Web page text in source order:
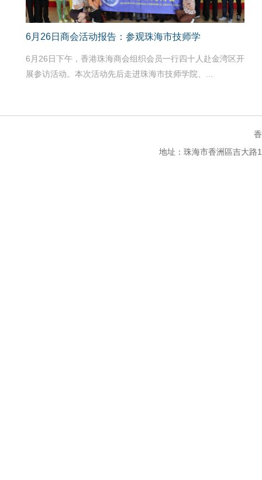
6月26日商会活动报告：参观珠海市技师学
6月26日下午，香港珠海商会组织会员一行四十人赴金湾区开
展参访活动。本次活动先后走进珠海市技师学院、...
地址：珠海市香洲區吉大